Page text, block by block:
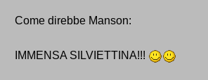
Come direbbe Manson:
IMMENSA SILVIETTINA!!!